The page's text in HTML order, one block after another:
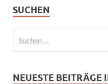
SUCHEN
NEUESTE BEITRÄGE